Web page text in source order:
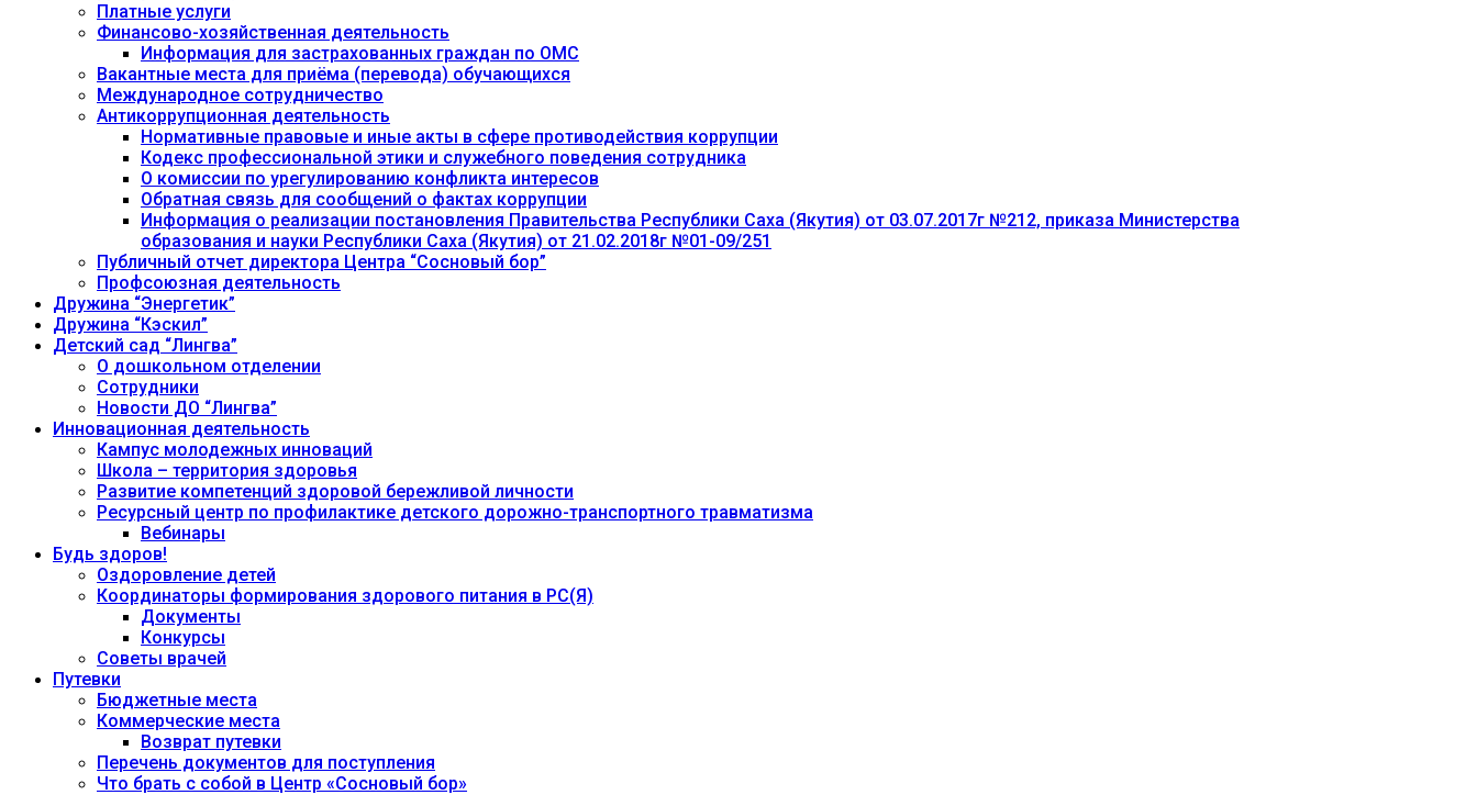
Платные услуги
Финансово-хозяйственная деятельность
Информация для застрахованных граждан по ОМС
Вакантные места для приёма (перевода) обучающихся
Международное сотрудничество
Антикоррупционная деятельность
Нормативные правовые и иные акты в сфере противодействия коррупции
Кодекс профессиональной этики и служебного поведения сотрудника
О комиссии по урегулированию конфликта интересов
Обратная связь для сообщений о фактах коррупции
Информация о реализации постановления Правительства Республики Саха (Якутия) от 03.07.2017г №212, приказа Министерства
образования и науки Республики Саха (Якутия) от 21.02.2018г №01-09/251
Публичный отчет директора Центра “Сосновый бор”
Профсоюзная деятельность
Дружина “Энергетик”
Дружина “Кэскил”
Детский сад “Лингва”
О дошкольном отделении
Сотрудники
Новости ДО “Лингва”
Инновационная деятельность
Кампус молодежных инноваций
Школа – территория здоровья
Развитие компетенций здоровой бережливой личности
Ресурсный центр по профилактике детского дорожно-транспортного травматизма
Вебинары
Будь здоров!
Оздоровление детей
Координаторы формирования здорового питания в РС(Я)
Документы
Конкурсы
Советы врачей
Путевки
Бюджетные места
Коммерческие места
Возврат путевки
Перечень документов для поступления
Что брать с собой в Центр «Сосновый бор»